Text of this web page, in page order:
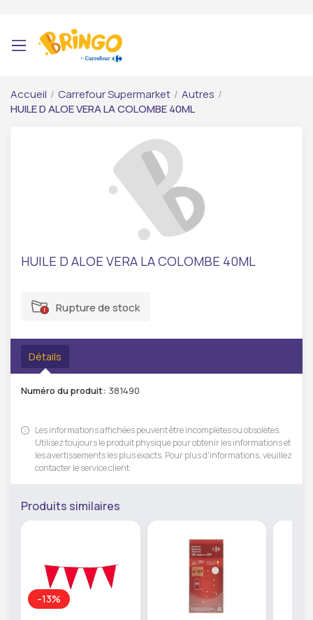
Accueil / Carrefour Supermarket / Autres /
HUILE D ALOE VERA LA COLOMBE 40ML
HUILE D ALOE VERA LA COLOMBE 40ML
Rupture de stock
Détails
Numéro du produit: 381490
Les informations affichées peuvent être incomplètes ou obsolètes.
Utilisez toujours le produit physique pour obtenir les informations et
les avertissements les plus exacts. Pour plus d'informations, veuillez
contacter le service client.
Produits similaires
-13%